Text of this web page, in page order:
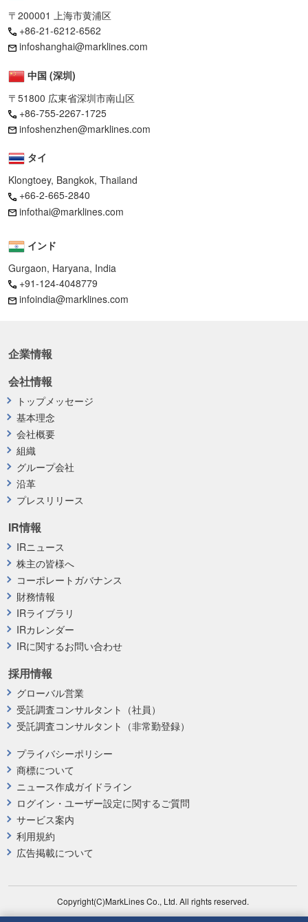
〒200001 上海市黄浦区
+86-21-6212-6562
infoshanghai@marklines.com
中国 (深圳)
〒51800 広東省深圳市南山区
+86-755-2267-1725
infoshenzhen@marklines.com
タイ
Klongtoey, Bangkok, Thailand
+66-2-665-2840
infothai@marklines.com
インド
Gurgaon, Haryana, India
+91-124-4048779
infoindia@marklines.com
企業情報
プライバシーポリシー
商標について
ニュース作成ガイドライン
ログイン・ユーザー設定に関するご質問
サービス案内
利用規約
広告掲載について
採用情報
グローバル営業
受託調査コンサルタント（社員）
受託調査コンサルタント（非常勤登録）
会社情報
トップメッセージ
基本理念
会社概要
組織
グループ会社
沿革
プレスリリース
IR情報
IRニュース
株主の皆様へ
コーポレートガバナンス
財務情報
IRライブラリ
IRカレンダー
IRに関するお問い合わせ
Copyright(C)MarkLines Co., Ltd. All rights reserved.